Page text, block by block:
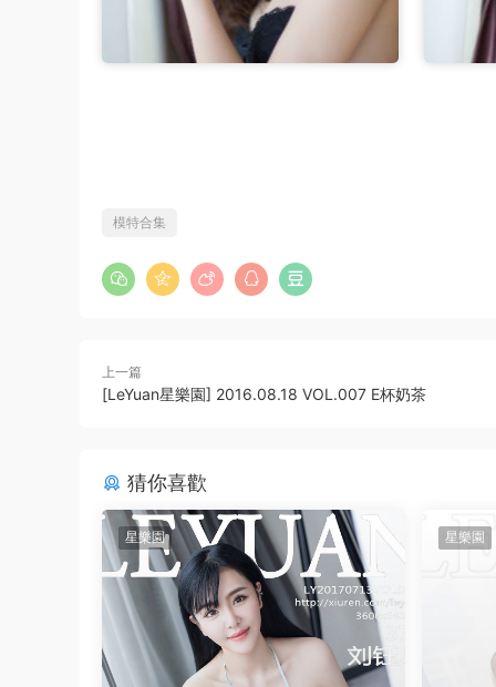
模特合集
上一篇
[LeYuan星樂園] 2016.08.18 VOL.007 E杯奶茶
猜你喜歡
星樂園 星樂園